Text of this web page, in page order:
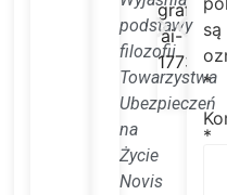
podstawy
filozofii
Towarzystwa
Ubezpieczeń
na
Życie
Novis
są
*
*